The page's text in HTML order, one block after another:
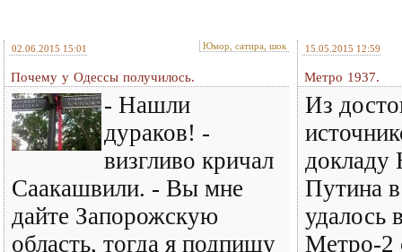
02.06.2015 15:01 Юмор, сатира, шок
Почему у Одессы получилось.
- Нашли
дураков! -
визгливо кричал
Саакашвили. - Вы мне
дайте Запорожскую
область, тогда я подпишу
15.05.2015 12:59
Метро 1937.
Из
докладу
Путина
удалось
Метро-2